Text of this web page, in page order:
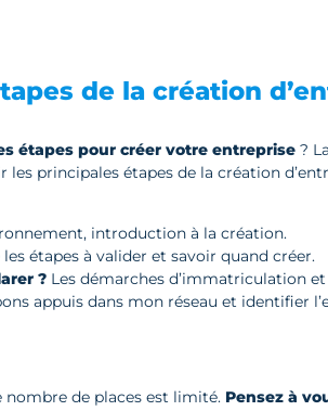
de la création
étapes pour créer votre entreprise?
les principales étapes de la création
introduction à la création.
étapes à valider et savoir quand créer.
?Les démarches d’immatriculation et
appuis dans mon réseau et identifier
nombre de places est limité. Pensez à